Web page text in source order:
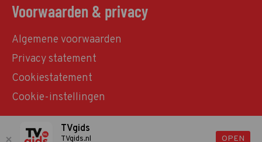
Voorwaarden & privacy
Algemene voorwaarden
Privacy statement
Cookiestatement
Cookie-instellingen
© TVgids.nl 2026 - All rights reserved. No text and
TVgids
TVgids.nl OPEN